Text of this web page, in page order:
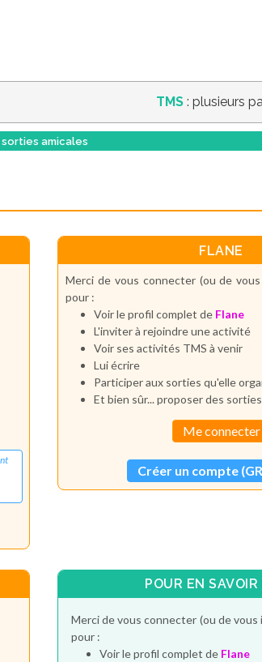
TMS : plusieurs
amicales
FLANE
Merci de vous connecter (ou de
pour :
Voir le profil complet de Flane
L'inviter à rejoindre une activité
Voir ses activités TMS à venir
Lui écrire
Participer aux sorties qu'elle
Et bien sûr... proposer des
Me connecter
Créer un compte
POUR EN SAVOIR
Merci de vous connecter (ou de
pour :
Voir le profil complet de Flane